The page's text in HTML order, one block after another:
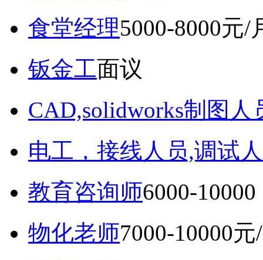
食堂经理5000-8000元/
钣金工面议
CAD,solidworks制图人
电工，接线人员,调试
教育咨询师6000-
物化老师7000-10000元